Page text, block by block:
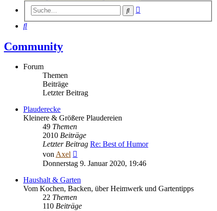
Suche
Suche
Community
Forum
Themen
Beiträge
Letzter Beitrag
Plauderecke
Kleinere & Größere Plaudereien
49 Themen
2010 Beiträge
Letzter Beitrag Re: Best of Humor
vonAxel
Beitrag
Donnerstag 9. Januar 2020, 19:46
Haushalt & Garten
Vom Kochen, Backen, über Heimwerk und Gartentipps
22 Themen
110 Beiträge